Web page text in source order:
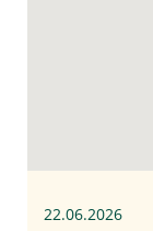
22.06.2026